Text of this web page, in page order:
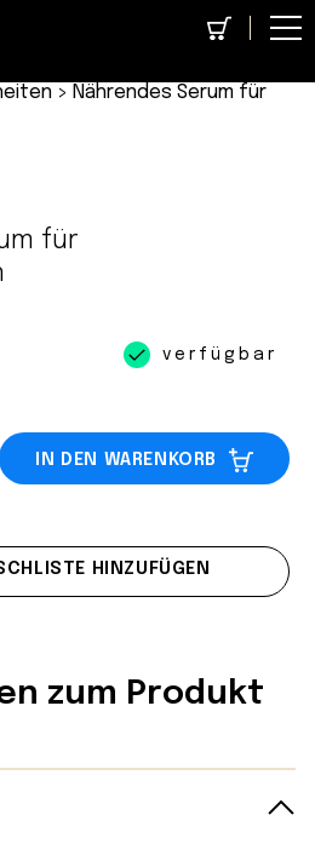
> Nährendes Serum für
für
verfügbar
IN DEN WARENKORB
HINZUFÜGEN
zum Produkt